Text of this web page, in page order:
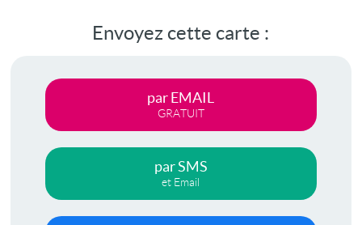
vidéo
Envoyez cette carte :
par EMAIL
GRATUIT
par SMS
et Email